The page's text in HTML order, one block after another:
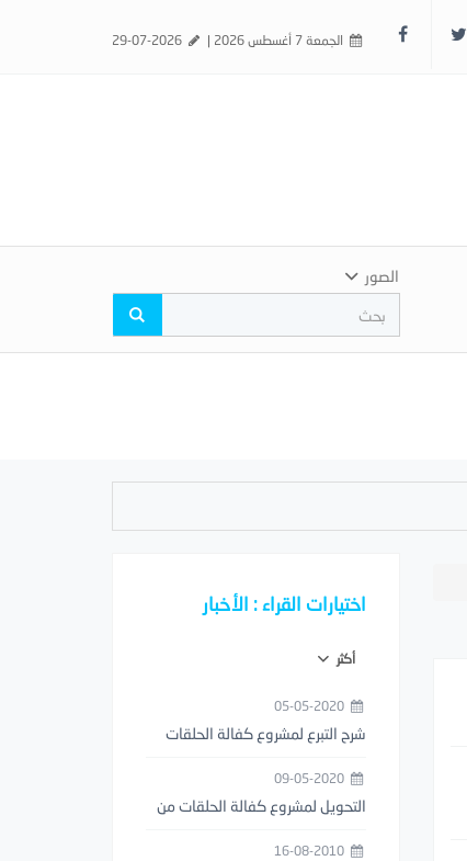
الجمعة 7 أغسطس 2026 |
الصور
اختيارات القراء : الأخبار
أكثر
05-05-2020
شرح التبرع لمشروع كفالة الحلقات
09-05-2020
التحويل لمشروع كفالة الحلقات من
16-08-2010